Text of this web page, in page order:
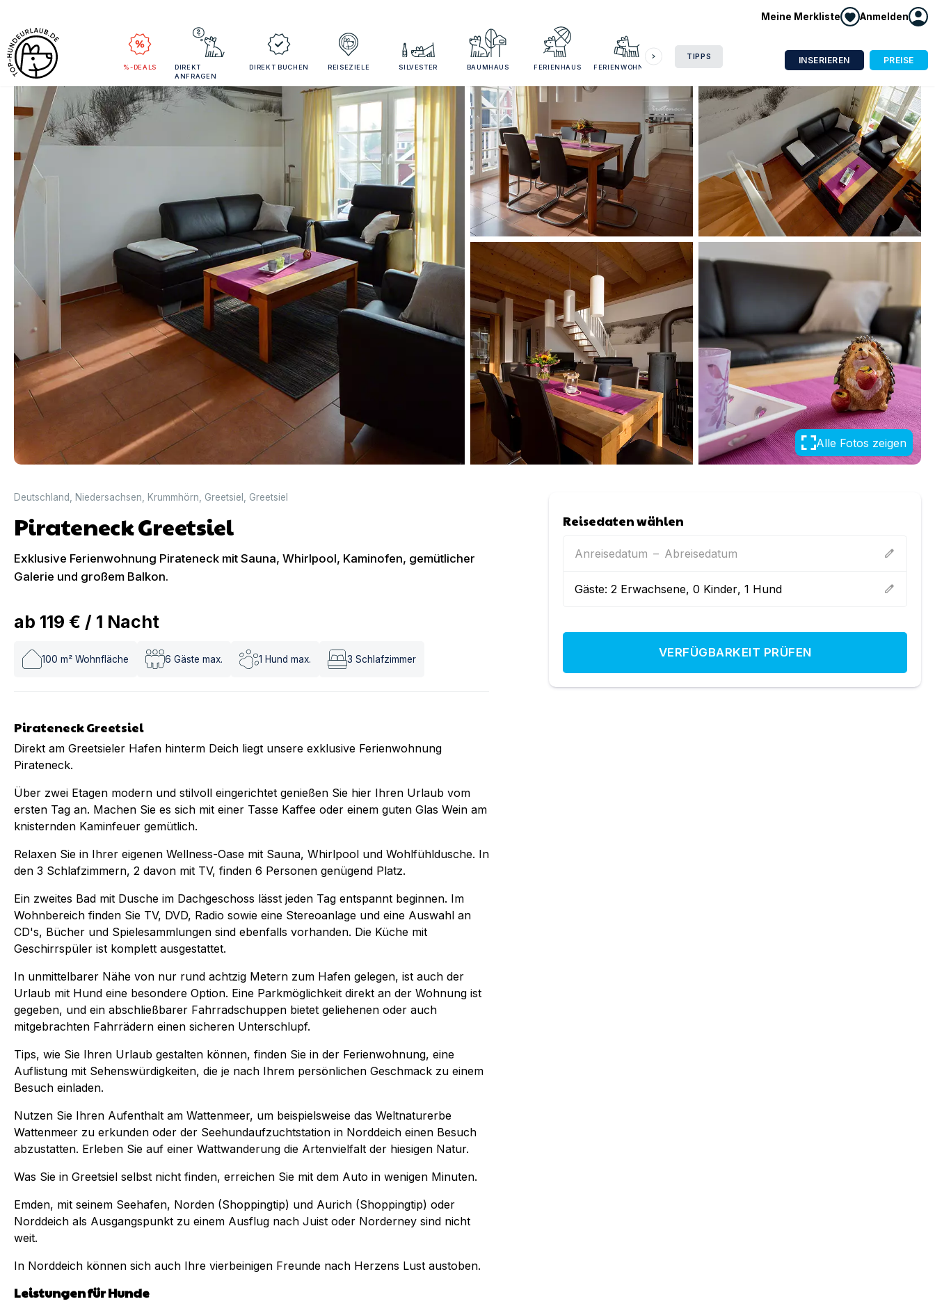
Meine Merkliste Anmelden
%-DEALS
DIREKT
ANFRAGEN
DIREKT BUCHEN REISEZIELE SILVESTER BAUMHAUS FERIENHAUS FERIENWOHNUNG
TIPPS INSERIEREN PREISE
Alle Fotos zeigen
Deutschland Niedersachsen Krummhörn Greetsiel Greetsiel
Pirateneck Greetsiel
Exklusive Ferienwohnung Pirateneck mit Sauna, Whirlpool, Kaminofen, gemütlicher
Galerie und großem Balkon.
ab 119 € / 1 Nacht
100 m² Wohnfläche 6 Gäste max. 1 Hund max. 3 Schlafzimmer
Pirateneck Greetsiel
Direkt am Greetsieler Hafen hinterm Deich liegt unsere exklusive Ferienwohnung
Pirateneck.
Über zwei Etagen modern und stilvoll eingerichtet genießen Sie hier Ihren Urlaub vom
ersten Tag an. Machen Sie es sich mit einer Tasse Kaffee oder einem guten Glas Wein am
knisternden Kaminfeuer gemütlich.
Relaxen Sie in Ihrer eigenen Wellness-Oase mit Sauna, Whirlpool und Wohlfühldusche. In
den 3 Schlafzimmern, 2 davon mit TV, finden 6 Personen genügend Platz.
Ein zweites Bad mit Dusche im Dachgeschoss lässt jeden Tag entspannt beginnen. Im
Wohnbereich finden Sie TV, DVD, Radio sowie eine Stereoanlage und eine Auswahl an
CD's, Bücher und Spielesammlungen sind ebenfalls vorhanden. Die Küche mit
Geschirrspüler ist komplett ausgestattet.
In unmittelbarer Nähe von nur rund achtzig Metern zum Hafen gelegen, ist auch der
Urlaub mit Hund eine besondere Option. Eine Parkmöglichkeit direkt an der Wohnung ist
gegeben, und ein abschließbarer Fahrradschuppen bietet geliehenen oder auch
mitgebrachten Fahrrädern einen sicheren Unterschlupf.
Tips, wie Sie Ihren Urlaub gestalten können, finden Sie in der Ferienwohnung, eine
Auflistung mit Sehenswürdigkeiten, die je nach Ihrem persönlichen Geschmack zu einem
Besuch einladen.
Nutzen Sie Ihren Aufenthalt am Wattenmeer, um beispielsweise das Weltnaturerbe
Wattenmeer zu erkunden oder der Seehundaufzuchtstation in Norddeich einen Besuch
abzustatten. Erleben Sie auf einer Wattwanderung die Artenvielfalt der hiesigen Natur.
Was Sie in Greetsiel selbst nicht finden, erreichen Sie mit dem Auto in wenigen Minuten.
Emden, mit seinem Seehafen, Norden (Shoppingtip) und Aurich (Shoppingtip) oder
Norddeich als Ausgangspunkt zu einem Ausflug nach Juist oder Norderney sind nicht
weit.
In Norddeich können sich auch Ihre vierbeinigen Freunde nach Herzens Lust austoben.
Leistungen für Hunde
Reisedaten wählen
Anreisedatum – Abreisedatum edit
Gäste:2 Erwachsene,0 Kinder,1 Hund edit
VERFÜGBARKEIT PRÜFEN